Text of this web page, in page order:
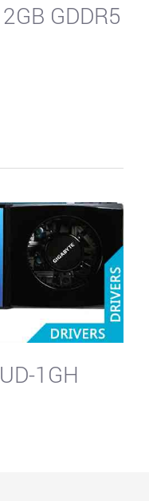
GDDR5
1GH